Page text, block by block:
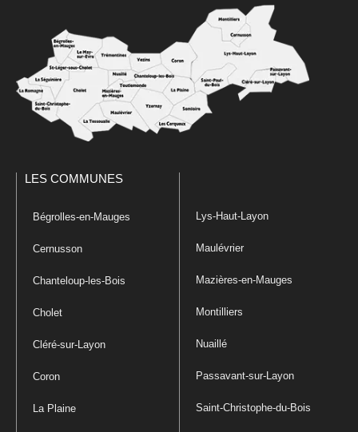
LES COMMUNES
Bégrolles-en-Mauges
Cernusson
Chanteloup-les-Bois
Cholet
Cléré-sur-Layon
Coron
La Plaine
Lys-Haut-Layon
Maulévrier
Mazières-en-Mauges
Montilliers
Nuaillé
Passavant-sur-Layon
Saint-Christophe-du-Bois